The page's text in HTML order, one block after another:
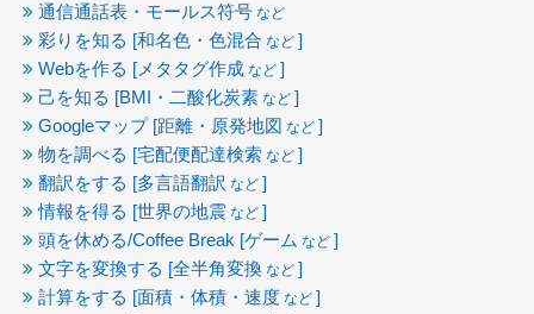
通信通話表・モールス符号 など
彩りを知る [和名色・色混合 など ]
Webを作る [メタタグ作成 など ]
己を知る [BMI・二酸化炭素 など ]
Googleマップ [距離・原発地図 など ]
物を調べる [宅配便配達検索 など ]
翻訳をする [多言語翻訳 など ]
情報を得る [世界の地震 など ]
頭を休める/Coffee Break [ゲーム など ]
文字を変換する [全半角変換 など ]
計算をする [面積・体積・速度 など ]